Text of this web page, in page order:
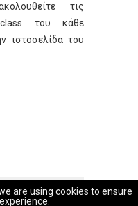
τις
class του κάθε
ιστοσελίδα του
≡
are using cookies to ensure